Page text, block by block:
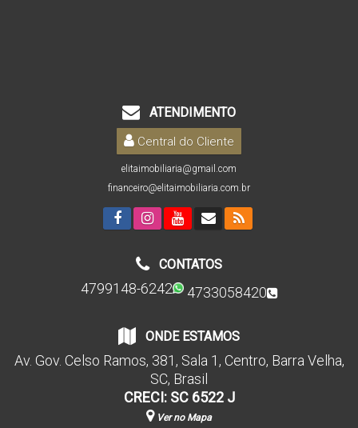
ATENDIMENTO
Central do Cliente
elitaimobiliaria@gmail.com
financeiro@elitaimobiliaria.com.br
CONTATOS
4799148-6242 4733058420
ONDE ESTAMOS
Av. Gov. Celso Ramos, 381 , Sala 1 , Centro, Barra Velha,
SC, Brasil
CRECI: SC 6522 J
Ver no Mapa